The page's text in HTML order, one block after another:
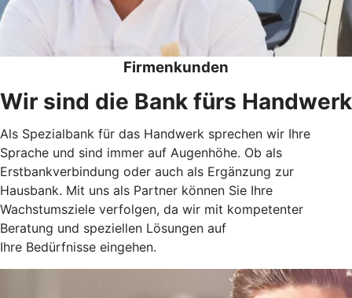
Firmenkunden
Wir sind die Bank fürs Handwerk
Als Spezialbank für das Handwerk sprechen wir Ihre
Sprache und sind immer auf Augenhöhe. Ob als
Erstbankverbindung oder auch als Ergänzung zur
Hausbank. Mit uns als Partner können Sie Ihre
Wachstumsziele verfolgen, da wir mit kompetenter
Beratung und speziellen Lösungen auf
Ihre Bedürfnisse eingehen.